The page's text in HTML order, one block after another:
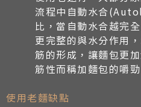
流程中自動水合
比，當自動水合越完
更完整的與水分作用
筋的形成，讓麵包更
筋性而稱加麵包的嚼勁
使用老麵缺點